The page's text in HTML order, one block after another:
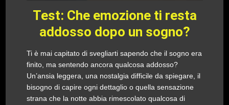
Test: Che emozione ti resta
addosso dopo un sogno?
Ti è mai capitato di svegliarti sapendo che il sogno era
finito, ma sentendo ancora qualcosa addosso?
Un’ansia leggera, una nostalgia difficile da spiegare, il
bisogno di capire ogni dettaglio o quella sensazione
strana che la notte abbia rimescolato qualcosa di